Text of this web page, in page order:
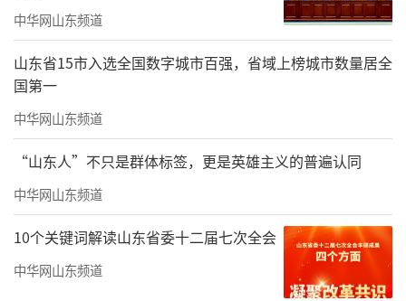
的画家，兴趣使然，他选择了一条充满艰难却
自由欣喜的抽象表现艺术之路。谈及“传
统”与“当代”，赵孟君谈到：优秀的“传
值得我们尊敬的“大山”，但在当下的艺术创
作中，艺术家们应该追寻属于自己的“山”，
在艺术创作这条路上，要争取为自己，也为后
人留下一些值得尊敬的作品。
中华网山东频道
山东省15市入选全国数字城市百强，省域上榜城市数量居全
国第一
中华网山东频道
“山东人”不只是群体标签，更是英雄主义的普遍认同
中华网山东频道
10个关键词解读山东省委十二届七次全会
中华网山东频道